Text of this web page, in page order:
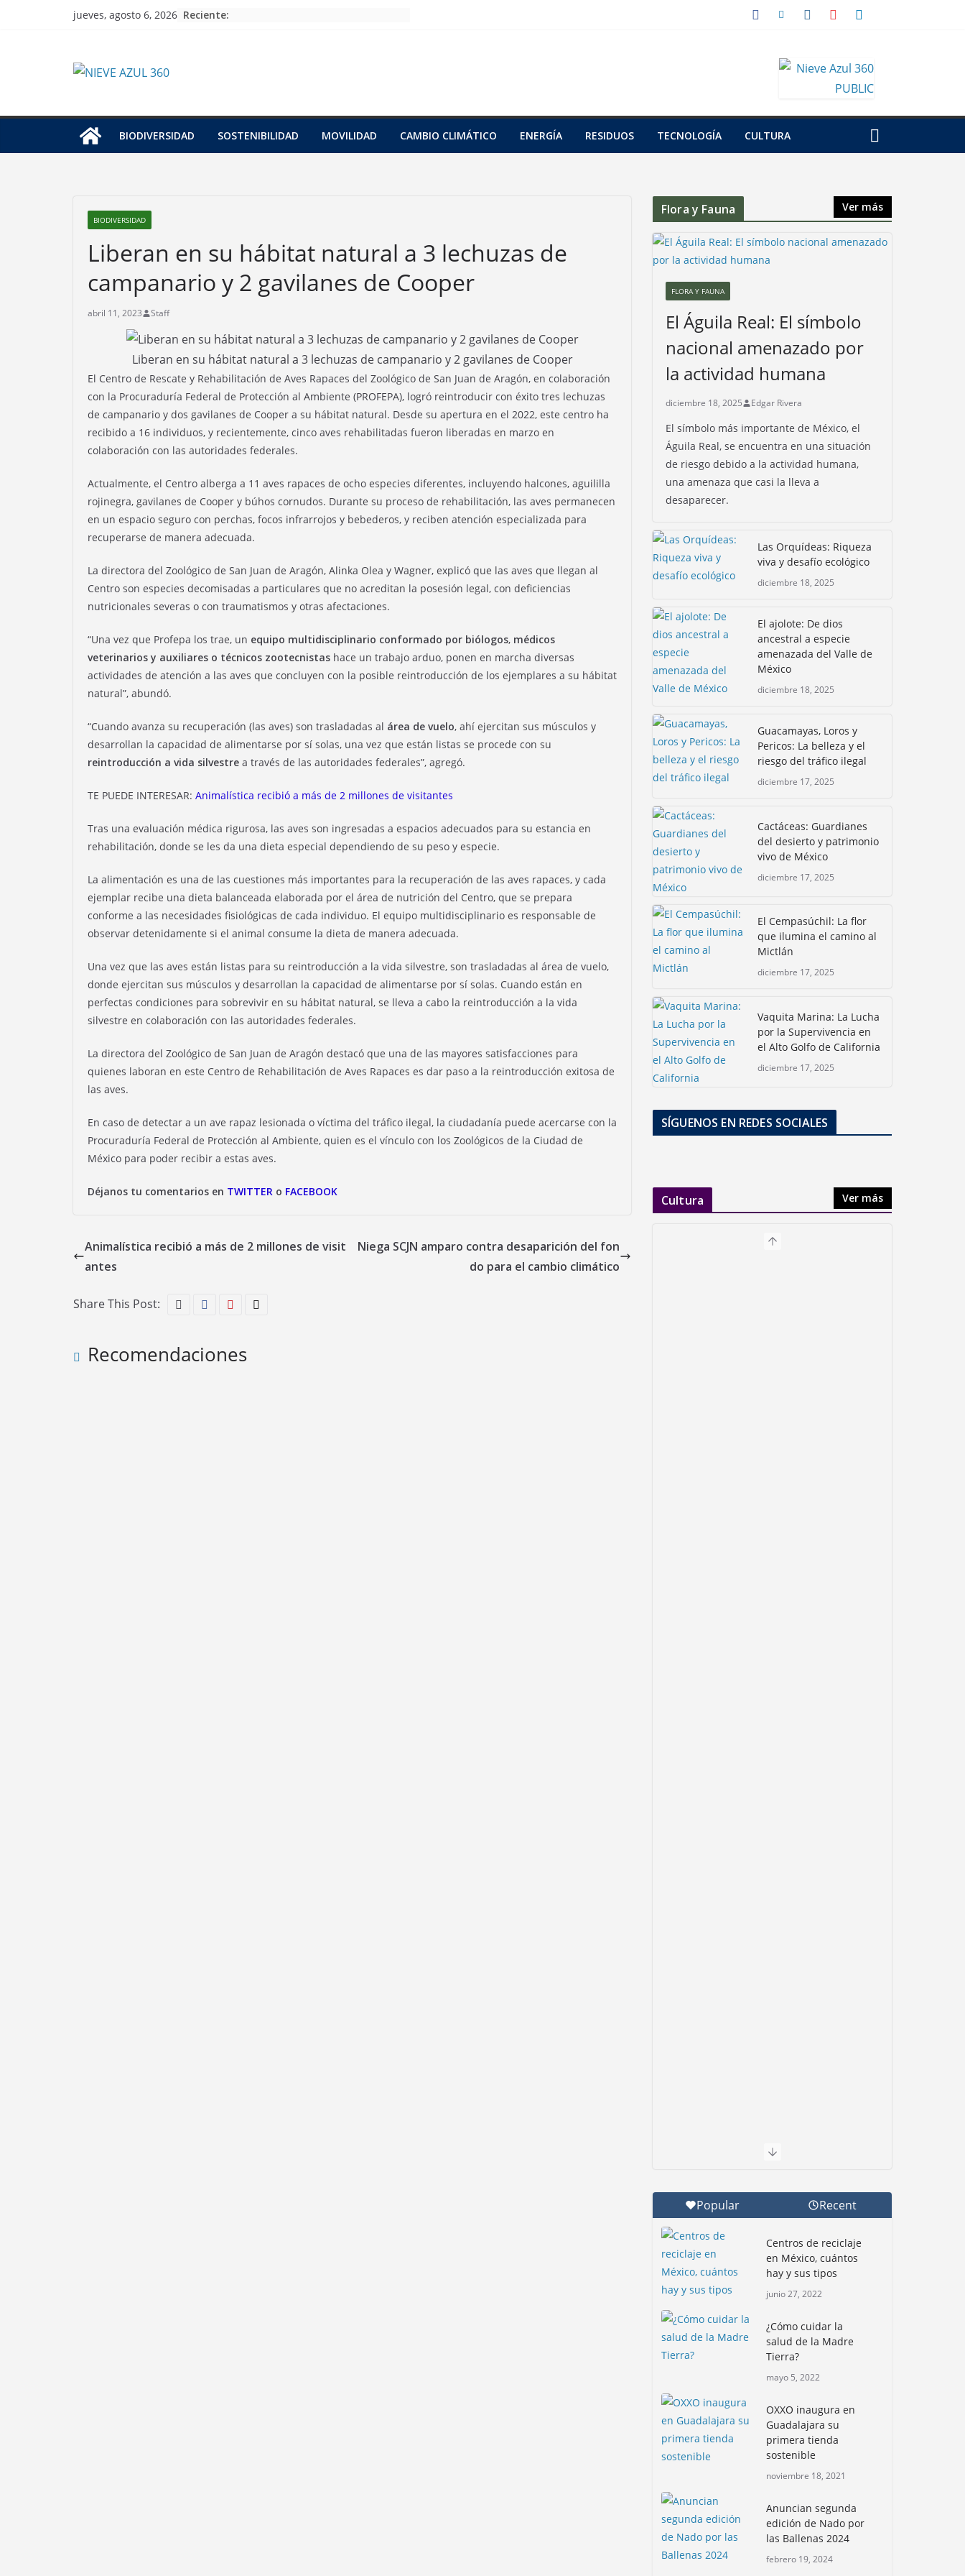
jueves, agosto 6, 2026 Reciente:
BIODIVERSIDAD SOSTENIBILIDAD MOVILIDAD CAMBIO CLIMÁTICO ENERGÍA RESIDUOS TECNOLOGÍA CULTURA
BIODIVERSIDAD
Liberan en su hábitat natural a 3 lechuzas de
campanario y 2 gavilanes de Cooper
abril 11, 2023 Staff
Liberan en su hábitat natural a 3 lechuzas de campanario y 2 gavilanes de Cooper
El Centro de Rescate y Rehabilitación de Aves Rapaces del Zoológico de San Juan de Aragón, en colaboración
con la Procuraduría Federal de Protección al Ambiente (PROFEPA), logró reintroducir con éxito tres lechuzas
de campanario y dos gavilanes de Cooper a su hábitat natural. Desde su apertura en el 2022, este centro ha
recibido a 16 individuos, y recientemente, cinco aves rehabilitadas fueron liberadas en marzo en
colaboración con las autoridades federales.
Actualmente, el Centro alberga a 11 aves rapaces de ocho especies diferentes, incluyendo halcones, aguililla
rojinegra, gavilanes de Cooper y búhos cornudos. Durante su proceso de rehabilitación, las aves permanecen
en un espacio seguro con perchas, focos infrarrojos y bebederos, y reciben atención especializada para
recuperarse de manera adecuada.
La directora del Zoológico de San Juan de Aragón, Alinka Olea y Wagner, explicó que las aves que llegan al
Centro son especies decomisadas a particulares que no acreditan la posesión legal, con deficiencias
nutricionales severas o con traumatismos y otras afectaciones.
“Una vez que Profepa los trae, un equipo multidisciplinario conformado por biólogos, médicos
veterinarios y auxiliares o técnicos zootecnistas hace un trabajo arduo, ponen en marcha diversas
actividades de atención a las aves que concluyen con la posible reintroducción de los ejemplares a su hábitat
natural”, abundó.
“Cuando avanza su recuperación (las aves) son trasladadas al área de vuelo, ahí ejercitan sus músculos y
desarrollan la capacidad de alimentarse por sí solas, una vez que están listas se procede con su
reintroducción a vida silvestre a través de las autoridades federales”, agregó.
TE PUEDE INTERESAR: Animalística recibió a más de 2 millones de visitantes
Tras una evaluación médica rigurosa, las aves son ingresadas a espacios adecuados para su estancia en
rehabilitación, donde se les da una dieta especial dependiendo de su peso y especie.
La alimentación es una de las cuestiones más importantes para la recuperación de las aves rapaces, y cada
ejemplar recibe una dieta balanceada elaborada por el área de nutrición del Centro, que se prepara
conforme a las necesidades fisiológicas de cada individuo. El equipo multidisciplinario es responsable de
observar detenidamente si el animal consume la dieta de manera adecuada.
Una vez que las aves están listas para su reintroducción a la vida silvestre, son trasladadas al área de vuelo,
donde ejercitan sus músculos y desarrollan la capacidad de alimentarse por sí solas. Cuando están en
perfectas condiciones para sobrevivir en su hábitat natural, se lleva a cabo la reintroducción a la vida
silvestre en colaboración con las autoridades federales.
La directora del Zoológico de San Juan de Aragón destacó que una de las mayores satisfacciones para
quienes laboran en este Centro de Rehabilitación de Aves Rapaces es dar paso a la reintroducción exitosa de
las aves.
En caso de detectar a un ave rapaz lesionada o víctima del tráfico ilegal, la ciudadanía puede acercarse con la
Procuraduría Federal de Protección al Ambiente, quien es el vínculo con los Zoológicos de la Ciudad de
México para poder recibir a estas aves.
Déjanos tu comentarios en TWITTER o FACEBOOK
Animalística recibió a más de 2 millones de visit
antes
Niega SCJN amparo contra desaparición del fon
do para el cambio climático
Share This Post:
Recomendaciones
Flora y Fauna Ver más
FLORA Y FAUNA
El Águila Real: El símbolo
nacional amenazado por
la actividad humana
diciembre 18, 2025 Edgar Rivera
El símbolo más importante de México, el
Águila Real, se encuentra en una situación
de riesgo debido a la actividad humana,
una amenaza que casi la lleva a
desaparecer.
Las Orquídeas: Riqueza
viva y desafío ecológico
diciembre 18, 2025
El ajolote: De dios
ancestral a especie
amenazada del Valle de
México
diciembre 18, 2025
Guacamayas, Loros y
Pericos: La belleza y el
riesgo del tráfico ilegal
diciembre 17, 2025
Cactáceas: Guardianes
del desierto y patrimonio
vivo de México
diciembre 17, 2025
El Cempasúchil: La flor
que ilumina el camino al
Mictlán
diciembre 17, 2025
Vaquita Marina: La Lucha
por la Supervivencia en
el Alto Golfo de California
diciembre 17, 2025
SÍGUENOS EN REDES SOCIALES
Cultura Ver más
Popular Recent
Centros de reciclaje
en México, cuántos
hay y sus tipos
junio 27, 2022
¿Cómo cuidar la
salud de la Madre
Tierra?
mayo 5, 2022
OXXO inaugura en
Guadalajara su
primera tienda
sostenible
noviembre 18, 2021
Anuncian segunda
edición de Nado por
las Ballenas 2024
febrero 19, 2024